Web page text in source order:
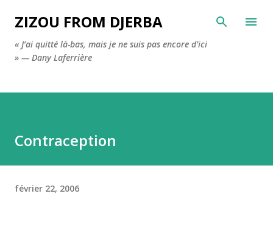
Accéder au contenu principal
ZIZOU FROM DJERBA
« J’ai quitté là-bas, mais je ne suis pas encore d’ici
» — Dany Laferrière
Contraception
février 22, 2006